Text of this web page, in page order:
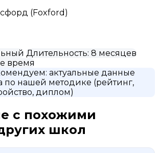
(Foxford)
Длительность: 8 месяцев
время
актуальные данные
по нашей методике (рейтинг,
диплом)
с похожими
школ